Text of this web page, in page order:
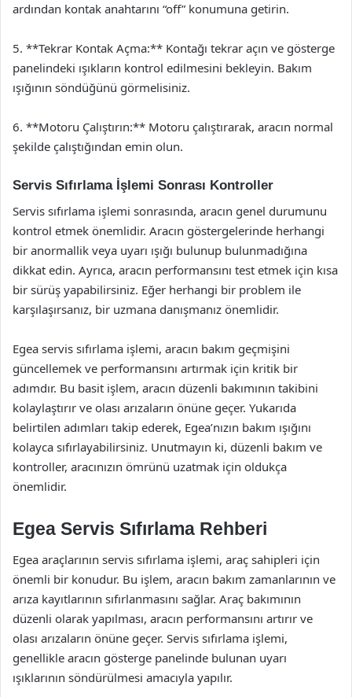
ardından kontak anahtarını “off” konumuna getirin.
5. **Tekrar Kontak Açma:** Kontağı tekrar açın ve gösterge
panelindeki ışıkların kontrol edilmesini bekleyin. Bakım
ışığının söndüğünü görmelisiniz.
6. **Motoru Çalıştırın:** Motoru çalıştırarak, aracın normal
şekilde çalıştığından emin olun.
Servis Sıfırlama İşlemi Sonrası Kontroller
Servis sıfırlama işlemi sonrasında, aracın genel durumunu
kontrol etmek önemlidir. Aracın göstergelerinde herhangi
bir anormallik veya uyarı ışığı bulunup bulunmadığına
dikkat edin. Ayrıca, aracın performansını test etmek için kısa
bir sürüş yapabilirsiniz. Eğer herhangi bir problem ile
karşılaşırsanız, bir uzmana danışmanız önemlidir.
Egea servis sıfırlama işlemi, aracın bakım geçmişini
güncellemek ve performansını artırmak için kritik bir
adımdır. Bu basit işlem, aracın düzenli bakımının takibini
kolaylaştırır ve olası arızaların önüne geçer. Yukarıda
belirtilen adımları takip ederek, Egea’nızın bakım ışığını
kolayca sıfırlayabilirsiniz. Unutmayın ki, düzenli bakım ve
kontroller, aracınızın ömrünü uzatmak için oldukça
önemlidir.
Egea Servis Sıfırlama Rehberi
Egea araçlarının servis sıfırlama işlemi, araç sahipleri için
önemli bir konudur. Bu işlem, aracın bakım zamanlarının ve
arıza kayıtlarının sıfırlanmasını sağlar. Araç bakımının
düzenli olarak yapılması, aracın performansını artırır ve
olası arızaların önüne geçer. Servis sıfırlama işlemi,
genellikle aracın gösterge panelinde bulunan uyarı
ışıklarının söndürülmesi amacıyla yapılır.